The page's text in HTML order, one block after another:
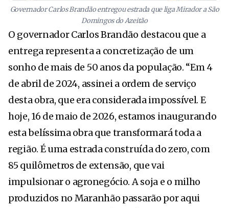
Governador Carlos Brandão entregou estrada que liga Mirador a São
Domingos do Azeitão
O governador Carlos Brandão destacou que a
entrega representa a concretização de um
sonho de mais de 50 anos da população. “Em 4
de abril de 2024, assinei a ordem de serviço
desta obra, que era considerada impossível. E
hoje, 16 de maio de 2026, estamos inaugurando
esta belíssima obra que transformará toda a
região. É uma estrada construída do zero, com
85 quilômetros de extensão, que vai
impulsionar o agronegócio. A soja e o milho
produzidos no Maranhão passarão por aqui